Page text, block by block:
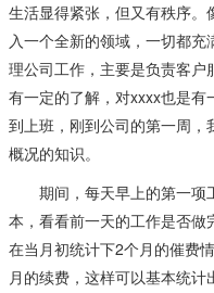
生活显得紧张，但又有秩序
入一个全新的领域，一切都
理公司工作，主要是负责客
有一定的了解，对xxxx也是
到上班，刚到公司的第一周
概况的知识。
期间，每天早上的第一项
本，看看前一天的工作是否
在当月初统计下2个月的催费
月的续费，这样可以基本统